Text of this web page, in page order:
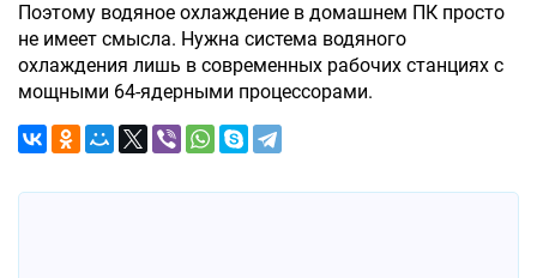
Поэтому водяное охлаждение в домашнем ПК просто
не имеет смысла. Нужна система водяного
охлаждения лишь в современных рабочих станциях с
мощными 64-ядерными процессорами.